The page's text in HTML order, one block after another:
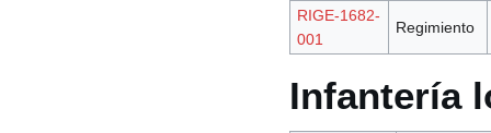
RIGE-1682-
001
Regimiento
Infantería